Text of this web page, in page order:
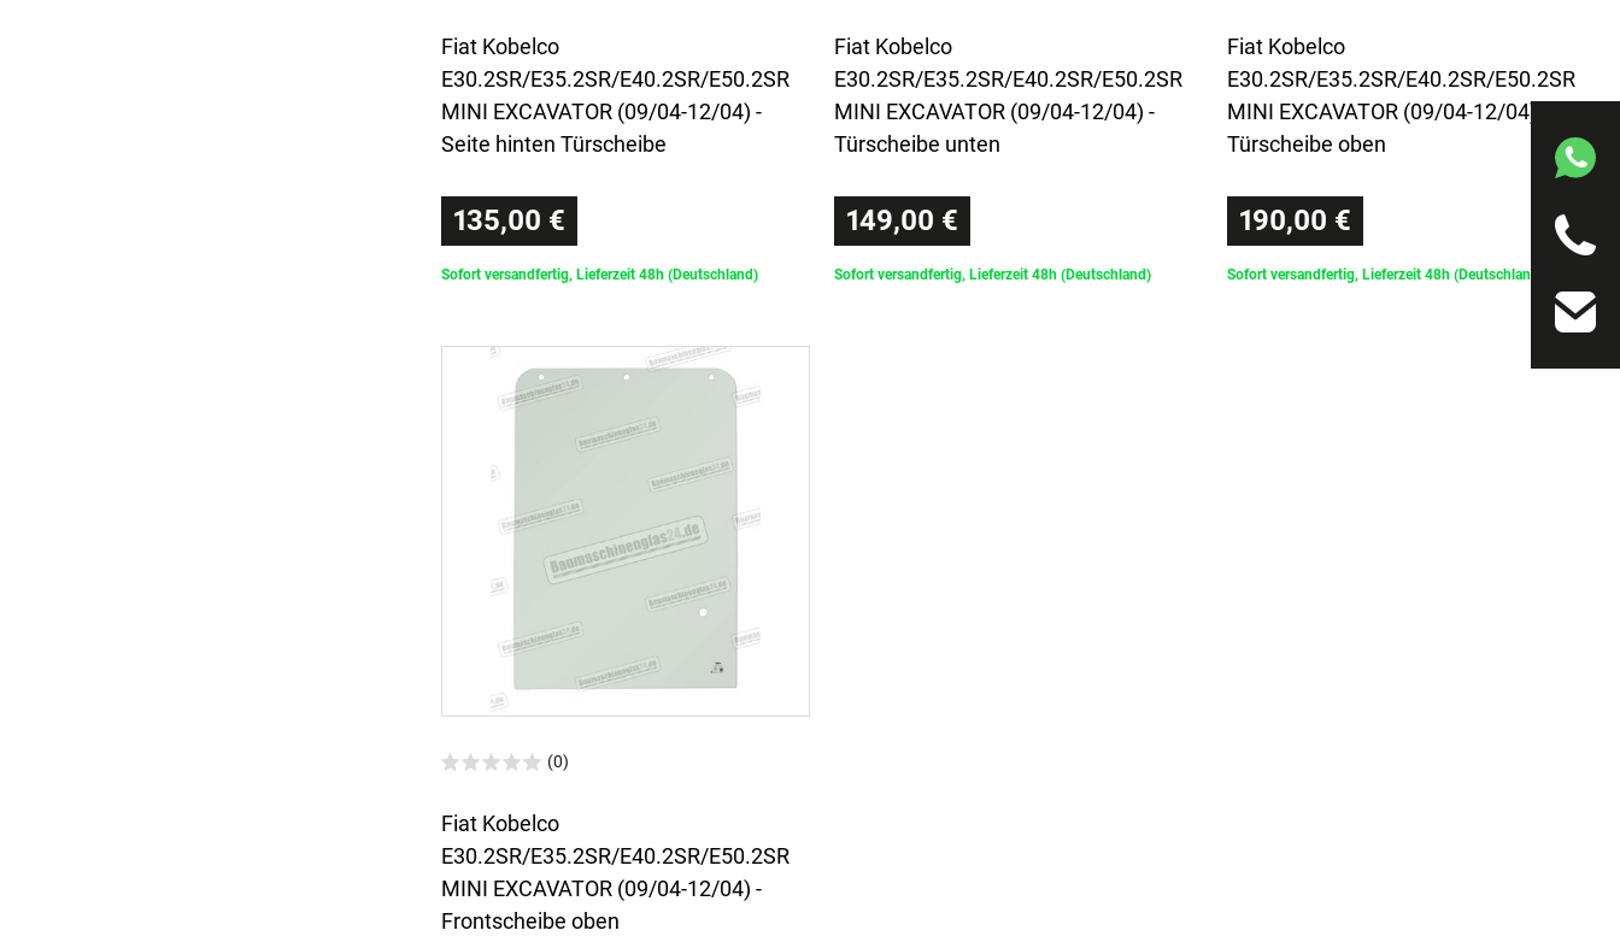
Fiat Kobelco
E30.2SR/E35.2SR/E40.2SR/E50.2SR
MINI EXCAVATOR (09/04-12/04) -
Seite hinten Türscheibe
135,00 €
Sofort versandfertig, Lieferzeit 48h (Deutschland)
Fiat Kobelco
E30.2SR/E35.2SR/E40.2SR/E50.2SR
MINI EXCAVATOR (09/04-12/04) -
Türscheibe unten
149,00 €
Sofort versandfertig, Lieferzeit 48h (Deutschland)
Fiat Kobelco
E30.2SR/E35.2SR/E40.2SR/E50.2SR
MINI EXCAVATOR (09/04-12/04) -
Türscheibe oben
190,00 €
Sofort versandfertig, Lieferzeit 48h (Deutschland)
(0)
Fiat Kobelco
E30.2SR/E35.2SR/E40.2SR/E50.2SR
MINI EXCAVATOR (09/04-12/04) -
Frontscheibe oben